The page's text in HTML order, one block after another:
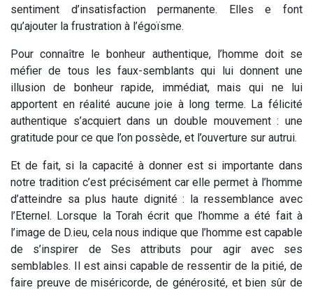
sentiment d’insatisfaction permanente. Elles e font
qu’ajouter la frustration à l’égoïsme.
Pour connaître le bonheur authentique, l’homme doit se
méfier de tous les faux-semblants qui lui donnent une
illusion de bonheur rapide, immédiat, mais qui ne lui
apportent en réalité aucune joie à long terme. La félicité
authentique s’acquiert dans un double mouvement : une
gratitude pour ce que l’on possède, et l’ouverture sur autrui.
Et de fait, si la capacité à donner est si importante dans
notre tradition c’est précisément car elle permet à l’homme
d’atteindre sa plus haute dignité : la ressemblance avec
l’Eternel. Lorsque la Torah écrit que l’homme a été fait à
l’image de D.ieu, cela nous indique que l’homme est capable
de s’inspirer de Ses attributs pour agir avec ses
semblables. Il est ainsi capable de ressentir de la pitié, de
faire preuve de miséricorde, de générosité, et bien sûr de